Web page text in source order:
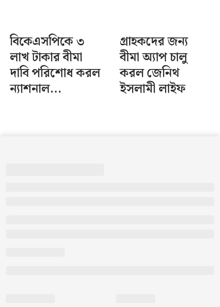
বিকেএসপিকে ৩
লাখ টাকার বীমা
দাবি পরিশোধ করল
ন্যাশনাল...
গ্রাহকদের জন্য
বীমা অ্যাপ চালু
করল জেনিথ
ইসলামী লাইফ